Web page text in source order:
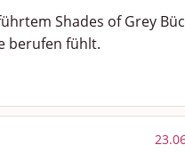
Shades of Grey
berufen fühlt.